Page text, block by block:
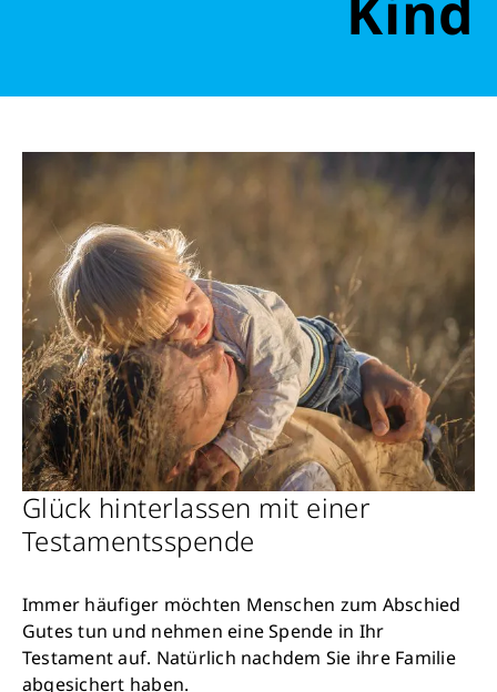
Glück hinterlassen mit einer
Testamentsspende
Immer häufiger möchten Menschen zum Abschied
Gutes tun und nehmen eine Spende in Ihr
Testament auf. Natürlich nachdem Sie ihre Familie
abgesichert haben.
Retten Sie noch heute Leben
Schon 50 Cent am Tag können Großes
bewirken: z.B. monatlich 25.000 Liter
sauberes Trinkwasser zur Verfügung stellen.
Sauberes Trinkwasser bedeutet: weniger
Krankheit, mehr Kindheit, bessere Zukunft.
Jetzt Leben retten